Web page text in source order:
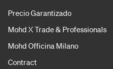
Precio Garantizado
Mohd X Trade & Professionals
Mohd Officina Milano
Contract